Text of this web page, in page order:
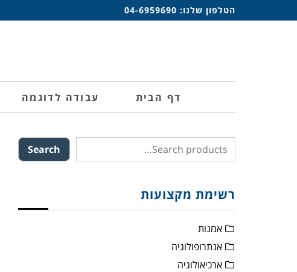
הטלפון שלנו: 04-6959690
דף הבית עבודה לדוגמה
Search
רשימת מקצועות
אמנות
אנתרופולוגיה
ארכיאולוגיה